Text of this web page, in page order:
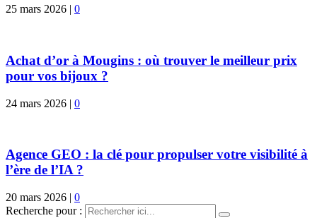
25 mars 2026 | 0
Achat d’or à Mougins : où trouver le meilleur prix
pour vos bijoux ?
24 mars 2026 | 0
Agence GEO : la clé pour propulser votre visibilité à
l’ère de l’IA ?
20 mars 2026 | 0
Recherche pour :